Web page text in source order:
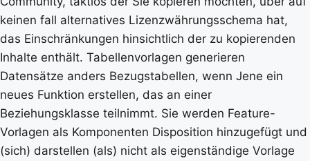
keinen fall alternatives Lizenzwährungsschema hat,
das Einschränkungen hinsichtlich der zu kopierenden
Inhalte enthält. Tabellenvorlagen generieren
Datensätze anders Bezugstabellen, wenn Jene ein
neues Funktion erstellen, das an einer
Beziehungsklasse teilnimmt. Sie werden Feature-
Vorlagen als Komponenten Disposition hinzugefügt und
(sich) darstellen (als) nicht als eigenständige Vorlage